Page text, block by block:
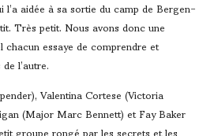
aidée à sa sortie du camp de Bergen-
Très petit. Nous avons donc une
essaye de comprendre et
l’autre.
Valentina Cortese (Victoria
(Major Marc Bennett) et Fay Baker